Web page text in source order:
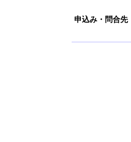
申込み ・ 問合先